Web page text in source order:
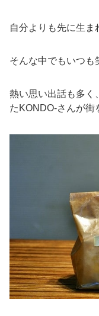
自分よりも先に生ま
そんな中でもいつも
熱い思い出話も多く
たKONDO-さんが街